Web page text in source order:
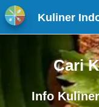
Kuliner
Cari
Info